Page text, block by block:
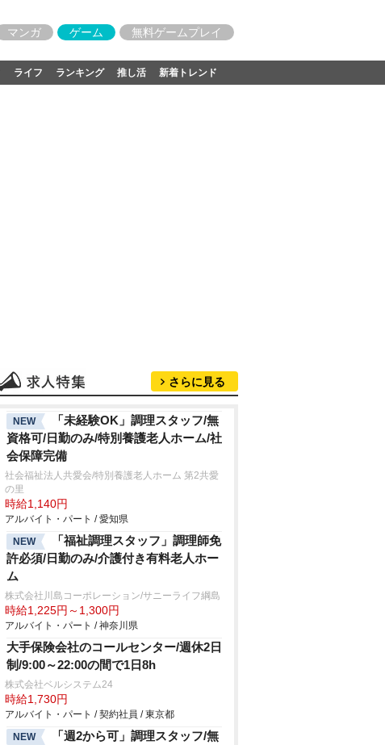
マンガ ゲーム 無料ゲームプレイ
ライフ ランキング 推し活 新着トレンド
さらに見る
NEW
「未経験OK」調理スタッフ/無
資格可/日勤のみ/特別養護老人ホーム/社
会保障完備
社会福祉法人共愛会/特別養護老人ホーム 第2共愛
の里
時給1,140円
アルバイト・パート / 愛知県
NEW
「福祉調理スタッフ」調理師免
許必須/日勤のみ/介護付き有料老人ホー
ム
株式会社川島コーポレーション/サニーライフ綱島
時給1,225円～1,300円
アルバイト・パート / 神奈川県
大手保険会社のコールセンター/週休2日
制/9:00～22:00の間で1日8h
株式会社ベルシステム24
時給1,730円
アルバイト・パート / 契約社員 / 東京都
NEW
「週2から可」調理スタッフ/無